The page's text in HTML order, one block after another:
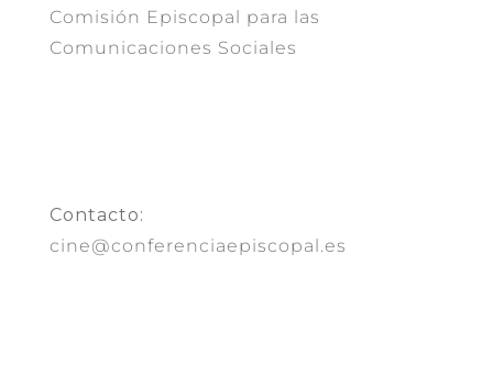
Comisión Episcopal para las
Comunicaciones Sociales
Contacto:
cine@conferenciaepiscopal.es